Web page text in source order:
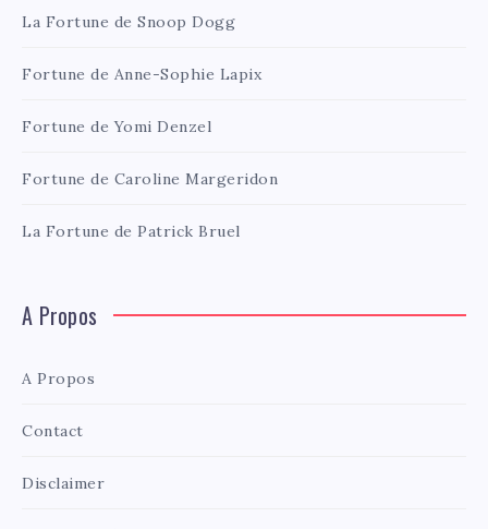
La Fortune de Snoop Dogg
Fortune de Anne-Sophie Lapix
Fortune de Yomi Denzel
Fortune de Caroline Margeridon
La Fortune de Patrick Bruel
A Propos
A Propos
Contact
Disclaimer